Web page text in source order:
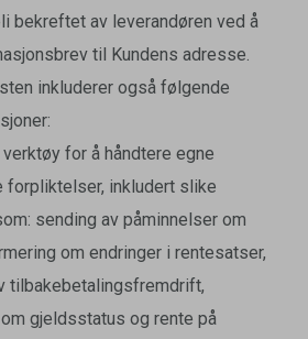
bekreftet av leverandøren ved å
til Kundens adresse.
inkluderer også følgende
for å håndtere egne
forpliktelser, inkludert slike
sending av påminnelser om
om endringer i rentesatser,
tilbakebetalingsfremdrift,
gjeldsstatus og rente på